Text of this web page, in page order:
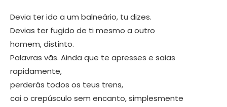
Devia ter ido a um balneário, tu dizes.
Devias ter fugido de ti mesmo a outro
homem, distinto.
Palavras vãs. Ainda que te apresses e saias
rapidamente,
perderás todos os teus trens,
cai o crepúsculo sem encanto, simplesmente